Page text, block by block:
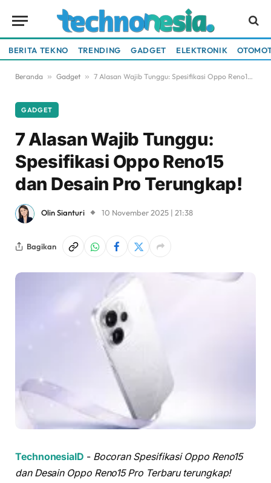
BERITA TEKNO TRENDING GADGET ELEKTRONIK
Beranda » Gadget » 7 Alasan Wajib Tunggu: Spesifikasi Oppo Reno15 dan Desain Pro Terungkap!
GADGET
7 Alasan Wajib Tunggu:
Spesifikasi Oppo Reno15
dan Desain Pro Terungkap!
Olin Sianturi 10 November 2025 | 21:38
Bagikan
TechnonesiaID - Bocoran Spesifikasi Oppo Reno15
dan Desain Oppo Reno15 Pro Terbaru terungkap!